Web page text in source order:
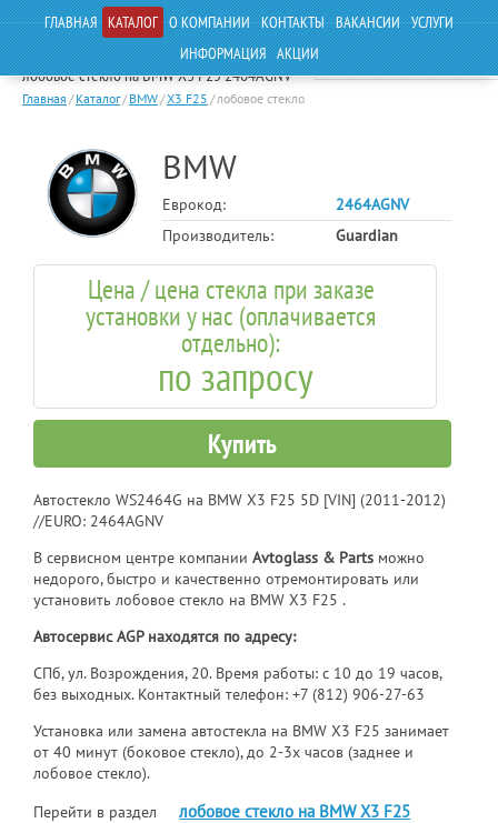
ГЛАВНАЯ КАТАЛОГ О КОМПАНИИ КОНТАКТЫ ВАКАНСИИ УСЛУГИ
ИНФОРМАЦИЯ АКЦИИ
лобовое стекло на BMW X3 F25 2464AGNV
Главная / Каталог/ BMW/X3 F25 /лобовое стекло
BMW
Еврокод:
2464AGNV
Производитель:
Guardian
Цена / цена стекла при заказе
установки у нас (оплачивается
отдельно):
по запросу
Купить
Автостекло WS2464G на BMW X3 F25 5D [VIN] (2011-2012)
//EURO: 2464AGNV
В сервисном центре компанииAvtoglass & Parts можно
недорого, быстро и качественно отремонтировать или
установить лобовое стекло на BMW X3 F25 .
Автосервис AGP находятся по адресу:
СПб, ул. Возрождения, 20. Время работы: с 10 до 19 часов,
без выходных. Контактный телефон:+7 (812) 906-27-63
Установка или замена автостекла на BMW X3 F25 занимает
от 40 минут (боковое стекло), до 2-3х часов (заднее и
лобовое стекло).
Перейти в раздел
лобовое стекло на BMW X3 F25